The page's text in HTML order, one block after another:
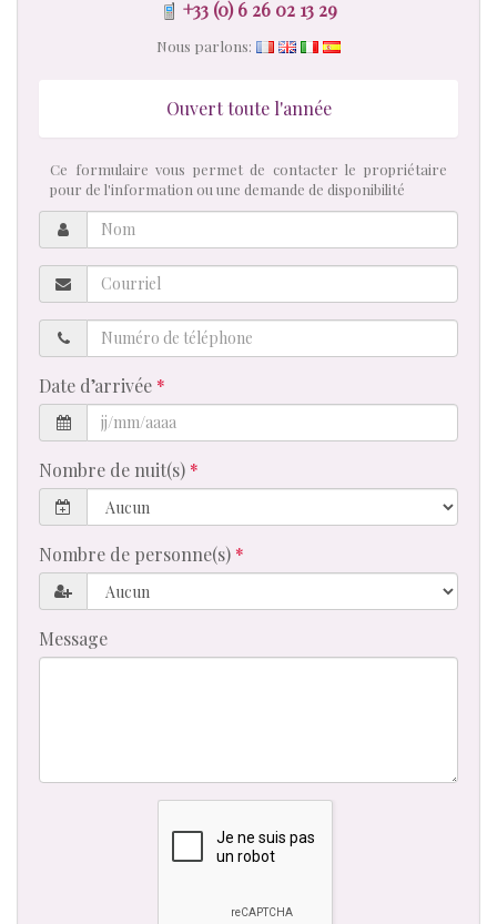
+33 (0) 6 26 02 13 29
Nous parlons:
Ouvert toute l'année
Ce formulaire vous permet de contacter le propriétaire
pour de l'information ou une demande de disponibilité
Nom
Courriel
Numéro
de
téléphone
Date d’arrivée
Nombre de nuit(s)
Nombre de personne(s)
Message